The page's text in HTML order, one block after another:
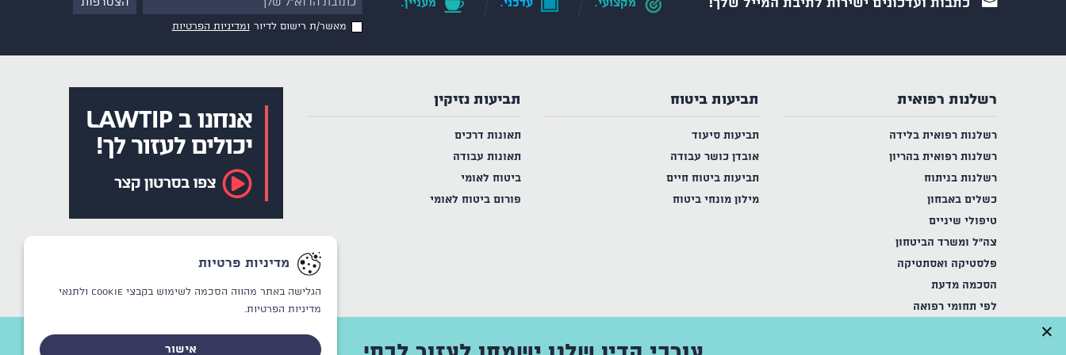
מקצועי. עדכני. מעניין.
מאשר/ת רישום לדיור ומדיניות הפרטיות
רשלנות רפואית
רשלנות רפואית בלידה
רשלנות רפואית בהריון
רשלנות בניתוח
כשלים באבחון
טיפולי שיניים
צה"ל ומשרד הביטחון
פלסטיקה ואסתטיקה
הסכמה מדעת
לפי תחומי רפואה
תביעות ביטוח
תביעות סיעוד
אובדן כושר עבודה
תביעות ביטוח חיים
מילון מונחי ביטוח
תביעות נזיקין
תאונות דרכים
תאונות עבודה
ביטוח לאומי
פורום ביטוח לאומי
×
מדיניות פרטיות
הגלישה באתר מהווה הסכמה לשימוש בקבצי Cookie
ולתנאי
מדיניות הפרטיות.
אישור